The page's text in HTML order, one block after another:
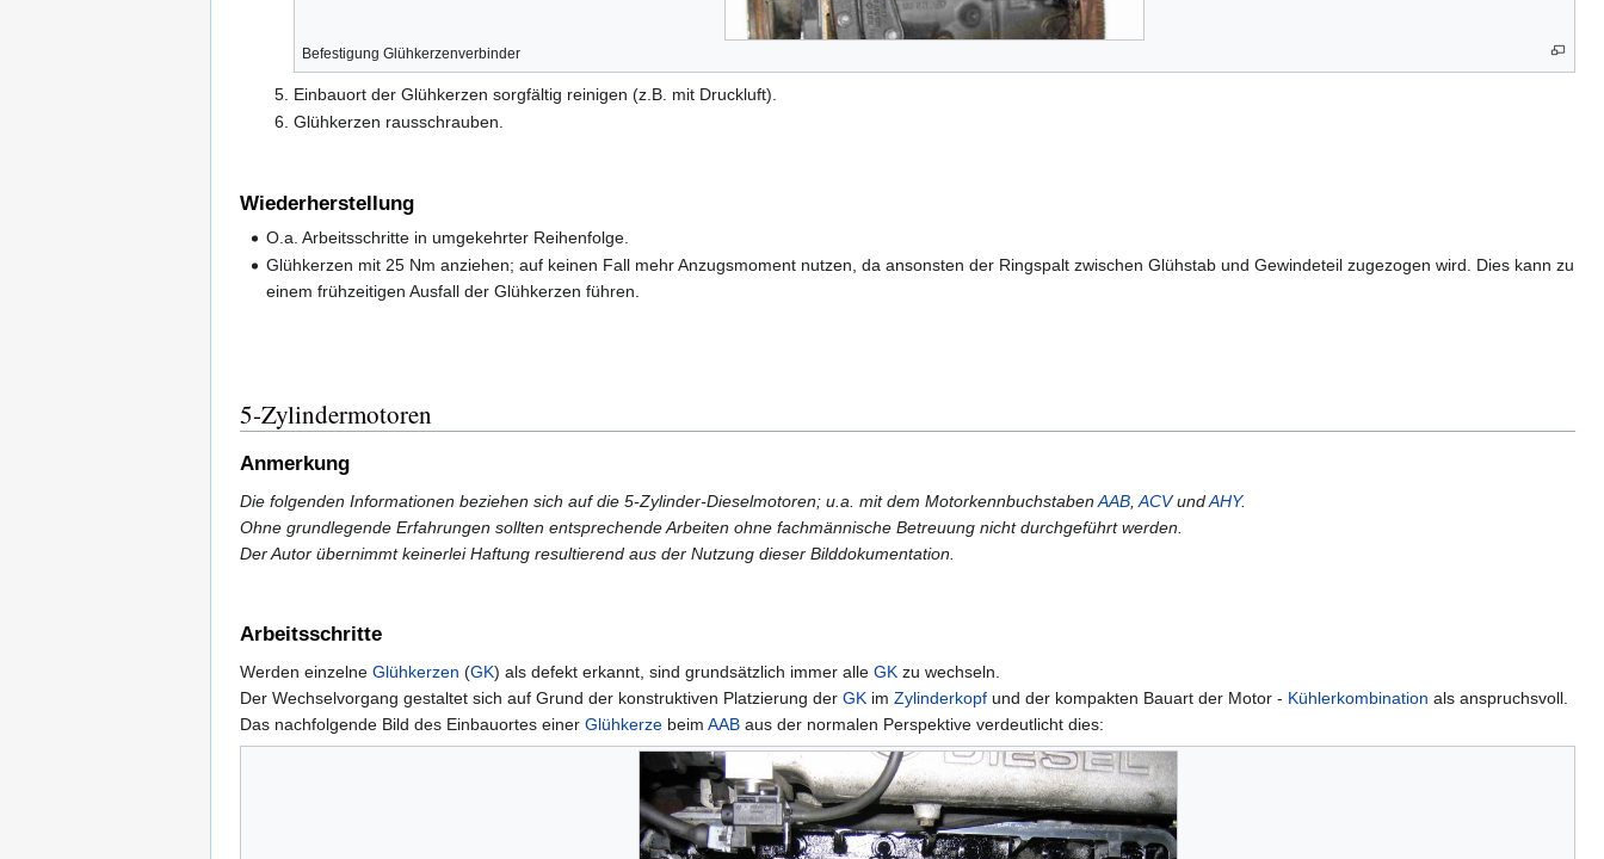
Befestigung Glühkerzenverbinder
Einbauort der Glühkerzen sorgfältig reinigen (z.B. mit Druckluft).
Glühkerzen rausschrauben.
Wiederherstellung
O.a. Arbeitsschritte in umgekehrter Reihenfolge.
Glühkerzen mit 25 Nm anziehen; auf keinen Fall mehr Anzugsmoment nutzen, da ansonsten der Ringspalt zwischen Glühstab und Gewindeteil zugezogen wird. Dies kann zu
einem frühzeitigen Ausfall der Glühkerzen führen.
5-Zylindermotoren
Anmerkung
Die folgenden Informationen beziehen sich auf die 5-Zylinder-Dieselmotoren; u.a. mit dem Motorkennbuchstaben AAB ACVundAHY.
Ohne grundlegende Erfahrungen sollten entsprechende Arbeiten ohne fachmännische Betreuung nicht durchgeführt werden.
Der Autor übernimmt keinerlei Haftung resultierend aus der Nutzung dieser Bilddokumentation.
Arbeitsschritte
Werden einzelne Glühkerzen (GK) als defekt erkannt, sind grundsätzlich immer alle GK zu wechseln.
Der Wechselvorgang gestaltet sich auf Grund der konstruktiven Platzierung der GK im Zylinderkopf und der kompakten Bauart der Motor - Kühlerkombination als anspruchsvoll.
Das nachfolgende Bild des Einbauortes einer Glühkerze beim AAB aus der normalen Perspektive verdeutlicht dies: